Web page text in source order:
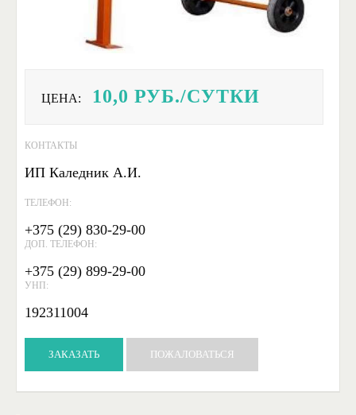
ЦЕНА: 10,0 РУБ./СУТКИ
КОНТАКТЫ
ИП Каледник А.И.
ТЕЛЕФОН:
+375 (29) 830-29-00
ДОП. ТЕЛЕФОН:
+375 (29) 899-29-00
УНП:
192311004
ЗАКАЗАТЬ ПОЖАЛОВАТЬСЯ